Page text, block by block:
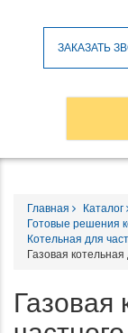
ЗАКАЗАТЬ
Главная Каталог
Готовые решения
Котельная для
Газовая
Газовая